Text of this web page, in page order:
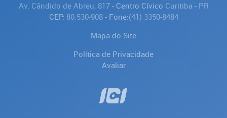
Av. Cândido de Abreu, 817- Centro Cívico Curitiba- PR
CEP: 80.530-908- Fone:(41) 3350-8484
Mapa do Site
Política de Privacidade
Avaliar